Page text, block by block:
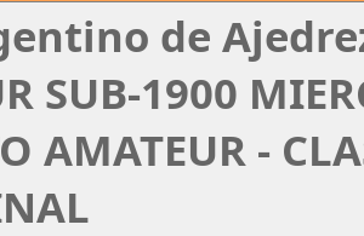
de
SUB-1900
AMATEUR -